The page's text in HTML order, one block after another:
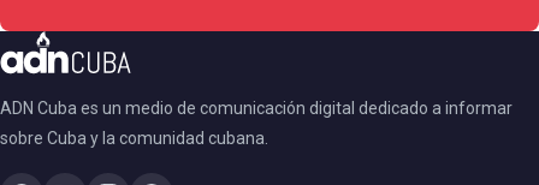
ADN Cuba es un medio de comunicación digital dedicado a informar
sobre Cuba y la comunidad cubana.